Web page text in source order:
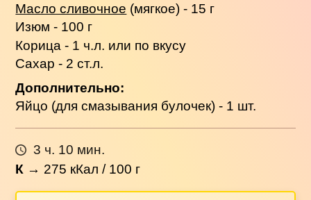
Масло сливочное (мягкое) - 15 г
Изюм - 100 г
Корица - 1 ч.л. или по вкусу
Сахар - 2 ст.л.
Дополнительно:
Яйцо (для смазывания булочек) - 1 шт.
3 ч. 10 мин.
К → 275 кКал / 100 г